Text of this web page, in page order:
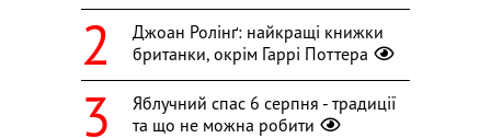
Джоан Ролінґ: найкращі книжки
британки, окрім Гаррі Поттера
Яблучний спас 6 серпня - традиції
та що не можна робити